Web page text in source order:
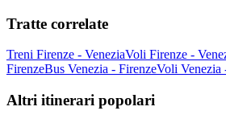
Tratte correlate
Treni Firenze - VeneziaVoli Firenze -
FirenzeBus Venezia - FirenzeVoli Venezia
Altri itinerari popolari